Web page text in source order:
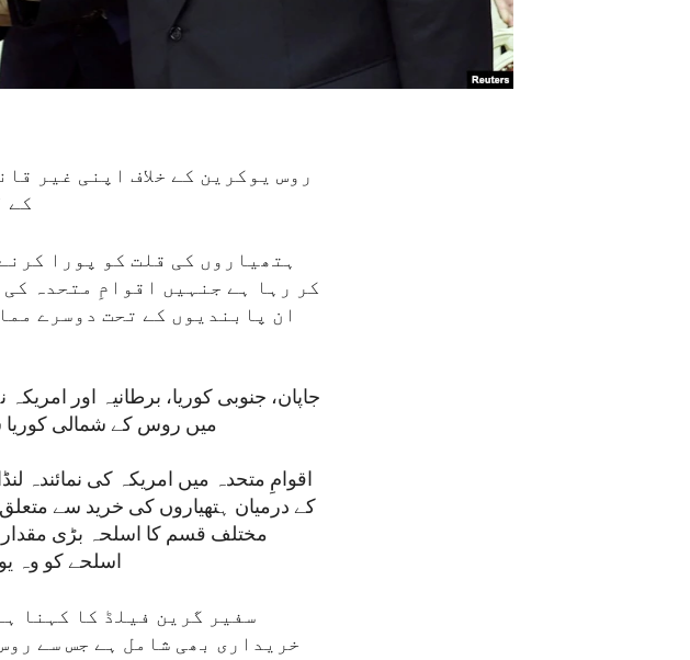
روس یوکرین کے خلاف اپنی غیر
کے
ہتھیاروں کی قلت کو پورا
کر رہا ہے جنہیں اقوامِ متحدہ کی
ان پابندیوں کے تحت دوسرے
جاپان، جنوبی کوریا، برطانیہ اور
میں روس کے شمالی
اقوامِ متحدہ میں امریکہ کی نمائندہ
کے درمیان ہتھیاروں کی خرید سے
مختلف قسم کا اسلحہ بڑی
اسلحے کو وہ
سفیر گرین فیلڈ کا کہنا
خریداری بھی شامل ہے جس سے